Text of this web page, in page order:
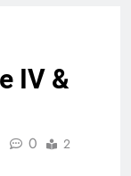
IV &
0
2